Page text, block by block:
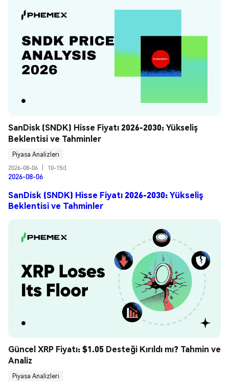
SanDisk (SNDK) Hisse Fiyatı 2026-2030: Yükseliş
Beklentisi ve Tahminler
Piyasa Analizleri
2026-08-06
10-15d
2026-08-06
SanDisk (SNDK) Hisse Fiyatı 2026-2030: Yükseliş
Beklentisi ve Tahminler
Güncel XRP Fiyatı: $1.05 Desteği Kırıldı mı? Tahmin ve
Analiz
Piyasa Analizleri